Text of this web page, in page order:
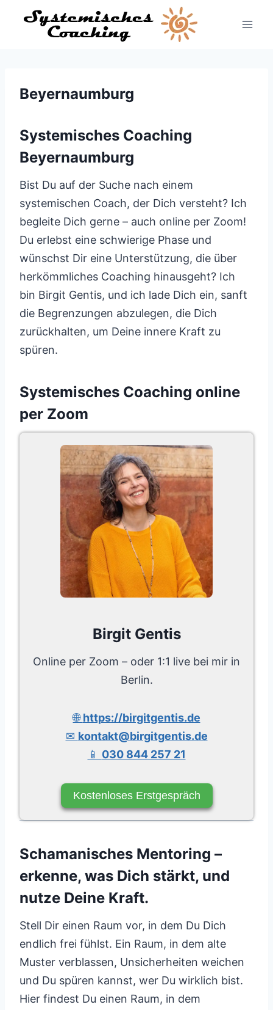
Inhalt
Beyernaumburg
Systemisches Coaching
Beyernaumburg
Bist Du auf der Suche nach einem
systemischen Coach, der Dich versteht? Ich
begleite Dich gerne – auch online per Zoom!
Du erlebst eine schwierige Phase und
wünschst Dir eine Unterstützung, die über
herkömmliches Coaching hinausgeht? Ich
bin Birgit Gentis, und ich lade Dich ein, sanft
die Begrenzungen abzulegen, die Dich
zurückhalten, um Deine innere Kraft zu
spüren.
Systemisches Coaching online
per Zoom
Birgit Gentis
Online per Zoom – oder 1:1 live bei mir in
Berlin.
🌐https://birgitgentis.de
✉ kontakt@birgitgentis.de
📱 030 844 257 21
Kostenloses Erstgespräch
Schamanisches Mentoring –
erkenne, was Dich stärkt, und
nutze Deine Kraft.
Stell Dir einen Raum vor, in dem Du Dich
endlich frei fühlst. Ein Raum, in dem alte
Muster verblassen, Unsicherheiten weichen
und Du spüren kannst, wer Du wirklich bist.
Hier findest Du einen Raum, in dem